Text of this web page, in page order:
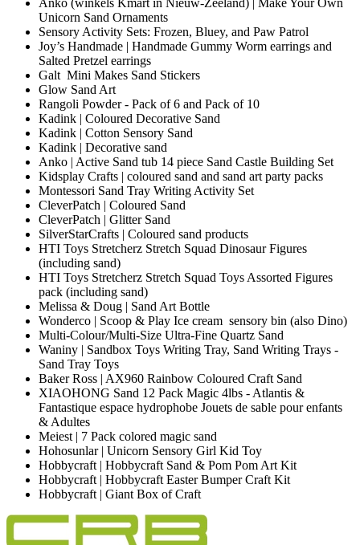
Anko (winkels Kmart in Nieuw-Zeeland) | Make Your Own
Unicorn Sand Ornaments
Sensory Activity Sets: Frozen, Bluey, and Paw Patrol
Joy’s Handmade | Handmade Gummy Worm earrings and
Salted Pretzel earrings
Galt Mini Makes Sand Stickers
Glow Sand Art
Rangoli Powder - Pack of 6 and Pack of 10
Kadink | Coloured Decorative Sand
Kadink | Cotton Sensory Sand
Kadink | Decorative sand
Anko | Active Sand tub 14 piece Sand Castle Building Set
Kidsplay Crafts | coloured sand and sand art party packs
Montessori Sand Tray Writing Activity Set
CleverPatch | Coloured Sand
CleverPatch | Glitter Sand
SilverStarCrafts | Coloured sand products
HTI Toys Stretcherz Stretch Squad Dinosaur Figures
(including sand)
HTI Toys Stretcherz Stretch Squad Toys Assorted Figures
pack (including sand)
Melissa & Doug | Sand Art Bottle
Wonderco | Scoop & Play Ice cream sensory bin (also Dino)
Multi-Colour/Multi-Size Ultra-Fine Quartz Sand
Waniny | Sandbox Toys Writing Tray, Sand Writing Trays -
Sand Tray Toys
Baker Ross | AX960 Rainbow Coloured Craft Sand
XIAOHONG Sand 12 Pack Magic 4lbs - Atlantis &
Fantastique espace hydrophobe Jouets de sable pour enfants
& Adultes
Meiest | 7 Pack colored magic sand
Hohosunlar | Unicorn Sensory Girl Kid Toy
Hobbycraft | Hobbycraft Sand & Pom Pom Art Kit
Hobbycraft | Hobbycraft Easter Bumper Craft Kit
Hobbycraft | Giant Box of Craft